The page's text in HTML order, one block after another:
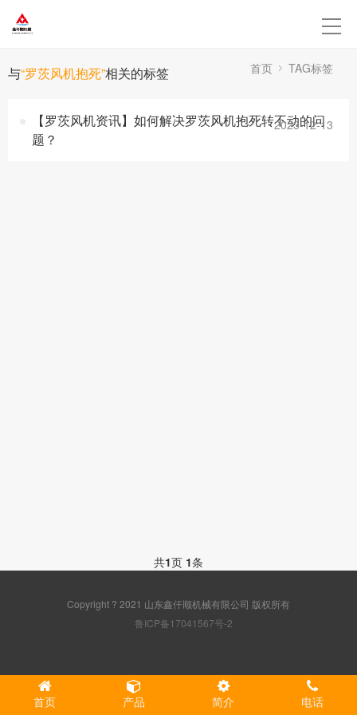
与“罗茨风机抱死”相关的标签 首页 TAG标签
【罗茨风机资讯】如何解决罗茨风机抱死转不动的问
题？
2023-12-13
共1页 1条
Copyright ? 2021 山东鑫仟顺机械有限公司 版权所有
鲁ICP备17041567号-2
首页 产品 简介 电话